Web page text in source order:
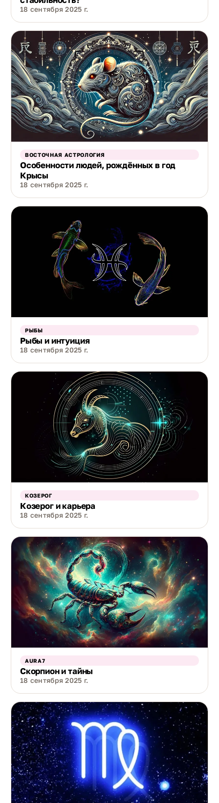
18 сентября 2025 г.
ВОСТОЧНАЯ АСТРОЛОГИЯ
Особенности людей, рождённых в год
Крысы
18 сентября 2025 г.
РЫБЫ
Рыбы и интуиция
18 сентября 2025 г.
КОЗЕРОГ
Козерог и карьера
18 сентября 2025 г.
AURA7
Скорпион и тайны
18 сентября 2025 г.